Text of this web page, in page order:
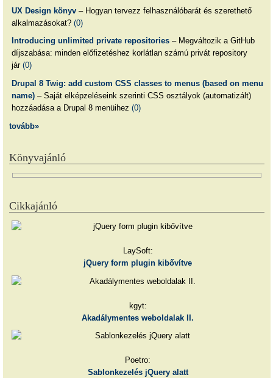
UX Design könyv– Hogyan tervezz felhasználóbarát és szerethető
alkalmazásokat? (0)
Introducing unlimited private repositories– Megváltozik a GitHub
díjszabása: minden előfizetéshez korlátlan számú privát repository
jár (0)
Drupal 8 Twig: add custom CSS classes to menus (based on menu
name)– Saját elképzeléseink szerinti CSS osztályok (automatizált)
hozzáadása a Drupal 8 menüihez (0)
tovább»
Könyvajánló
Cikkajánló
LaySoft:
jQuery form plugin kibővítve
kgyt:
Akadálymentes weboldalak II.
Poetro:
Sablonkezelés jQuery alatt